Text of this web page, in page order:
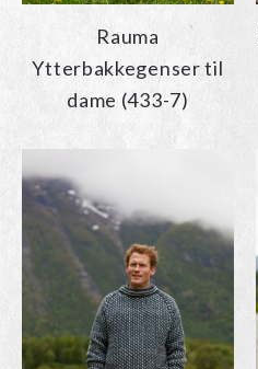
Rauma
Ytterbakkegenser til
dame (433-7)